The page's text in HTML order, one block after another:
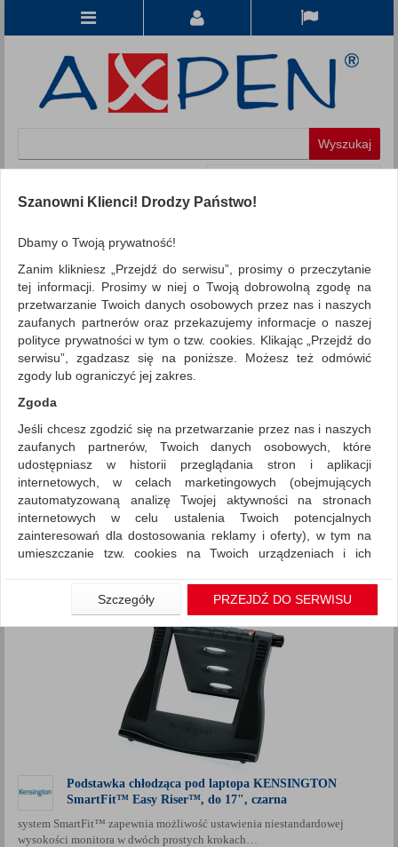
WSZYSTKIE KATEGORIE
FILTRY
Więcej
REKLAMA
AKTUALNOŚCI
Akcesoria komputerowe Ergonomia
ZNALEZIONYCH PRODUKTÓW: 15 Porównaj (0)
Sortuj po Standardowe
Pokaż produktów
Siatka Lista
1 2
Podstawka chłodząca pod laptopa KENSINGTON
SmartFit™ Easy Riser™, do 17", czarna
system SmartFit™ zapewnia możliwość ustawienia niestandardowej
wysokości monitora w dwóch prostych krokach…
Szanowni Klienci! Drodzy Państwo!
Dbamy o Twoją prywatność!
Zanim klikniesz „Przejdź do serwisu”, prosimy o przeczytanie
tej informacji. Prosimy w niej o Twoją dobrowolną zgodę na
przetwarzanie Twoich danych osobowych przez nas i naszych
zaufanych partnerów oraz przekazujemy informacje o naszej
polityce prywatności w tym o tzw. cookies. Klikając „Przejdź do
serwisu”, zgadzasz się na poniższe. Możesz też odmówić
zgody lub ograniczyć jej zakres.
Zgoda
Jeśli chcesz zgodzić się na przetwarzanie przez nas i naszych
zaufanych partnerów, Twoich danych osobowych, które
udostępniasz w historii przeglądania stron i aplikacji
internetowych, w celach marketingowych (obejmujących
zautomatyzowaną analizę Twojej aktywności na stronach
internetowych w celu ustalenia Twoich potencjalnych
zainteresowań dla dostosowania reklamy i oferty), w tym na
umieszczanie tzw. cookies na Twoich urządzeniach i ich
Jeśli nie chcesz wyrazić zgody lub ograniczyć jej zakres, kliknij
„Szczegóły”, gdzie znajdziesz wszelkie informacje o tym jak to
zrobić . Te same informacje znajdziesz także na podstronie z
naszą polityką prywatności obowiązującą od 25 maja 2018.
W przypadku użytkowników zalogowanych, aby umożliwić
prawidłową realizację Umowy z Państwem i związane z tym
prawidłowe działanie naszej strony www, a w szczególności
np. wysłanie potwierdzenia zamówienia na Państwa email lub
wyświetlenie Państwu prawidłowych informacji o promocjach
czy cenach indywidualnych, ważna jest Państwa wcześniejsza
zgoda której udzieliliście podczas zakładania konta.
Każda Państwa zgoda jest dobrowolna i można ją w dowolnym
momencie wycofać.
Szczegóły PRZEJDŹ DO SERWISU